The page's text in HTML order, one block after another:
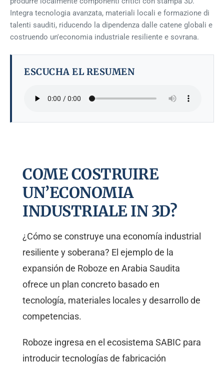
Integra tecnologia avanzata, materiali locali e formazione di
talenti sauditi, riducendo la dipendenza dalle catene globali e
costruendo un'economia industriale resiliente e sovrana.
ESCUCHA EL RESUMEN
COME COSTRUIRE
UN’ECONOMIA
INDUSTRIALE IN 3D?
¿Cómo se construye una economía industrial
resiliente y soberana? El ejemplo de la
expansión de Roboze en Arabia Saudita
ofrece un plan concreto basado en
tecnología, materiales locales y desarrollo de
competencias.
Roboze ingresa en el ecosistema SABIC para
introducir tecnologías de fabricación